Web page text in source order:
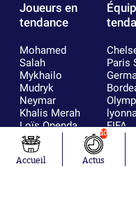
Joueurs en
tendance
Mohamed
Salah
Mykhailo
Mudryk
Neymar
Khalis Merah
Loïs Openda
Moussa
Niakhaté
Nicolás
Paris
FIFA
Real
RC
AC
Accueil
10
Actus